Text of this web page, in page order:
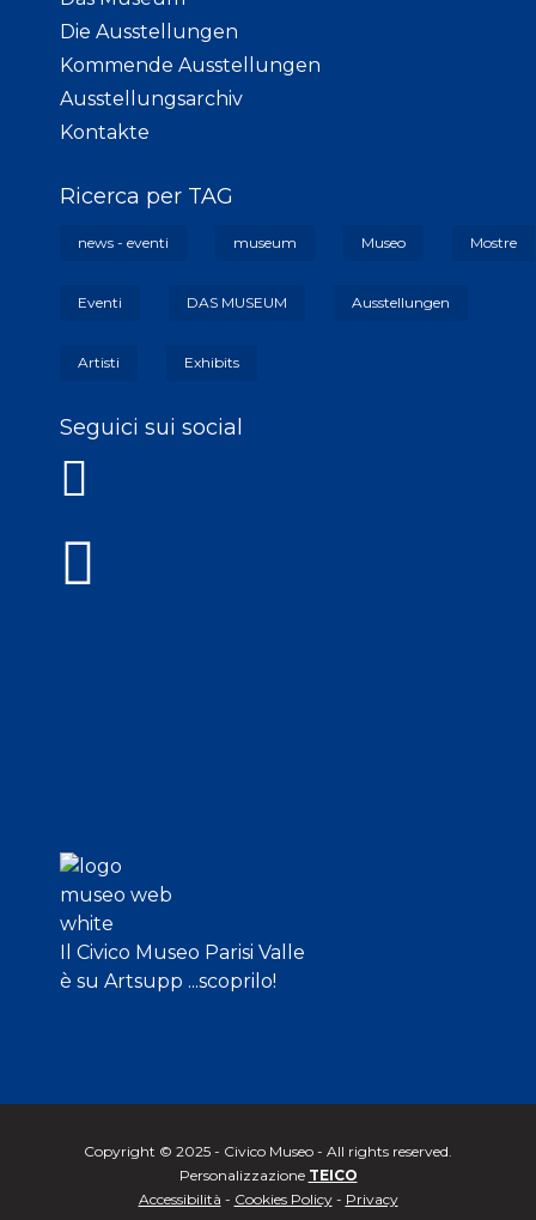
Die Ausstellungen
Kommende Ausstellungen
Ausstellungsarchiv
Kontakte
Ricerca per TAG
news - eventi museum Museo Mostre
Eventi DAS MUSEUM Ausstellungen
Artisti Exhibits
Seguici sui social
Il Civico Museo Parisi Valle
è su Artsupp ...scoprilo!
Copyright © 2025 - Civico Museo - All rights reserved.
Personalizzazione TEICO
Accessibilità - Cookies Policy- Privacy